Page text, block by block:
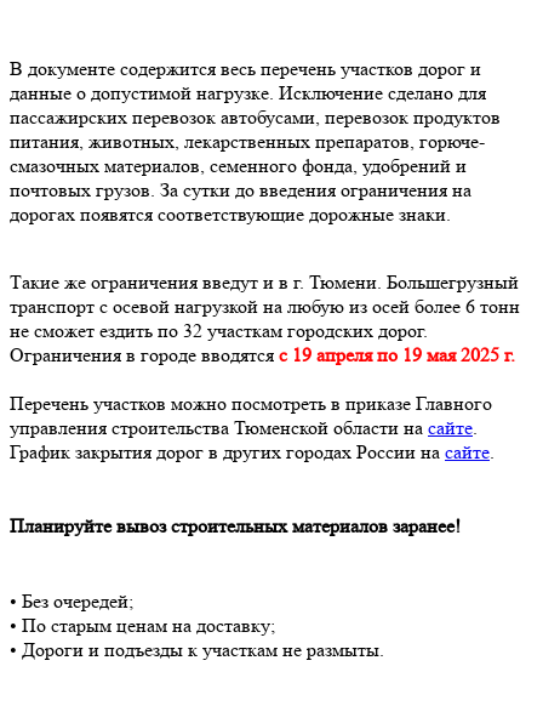
В документе содержится весь перечень участков дорог и
данные о допустимой нагрузке. Исключение сделано для
пассажирских перевозок автобусами, перевозок продуктов
питания, животных, лекарственных препаратов, горюче-
смазочных материалов, семенного фонда, удобрений и
почтовых грузов. За сутки до введения ограничения на
дорогах появятся соответствующие дорожные знаки.
Такие же ограничения введут и в г. Тюмени. Большегрузный
транспорт с осевой нагрузкой на любую из осей более 6 тонн
не сможет ездить по 32 участкам городских дорог.
Ограничения в городе вводятся с 19 апреля по 19 мая 2025 г.
Перечень участков можно посмотреть в приказе Главного
управления строительства Тюменской области на сайте.
График закрытия дорог в других городах России на сайте.
Планируйте вывоз строительных материалов заранее!
• Без очередей;
• По старым ценам на доставку;
• Дороги и подъезды к участкам не размыты.